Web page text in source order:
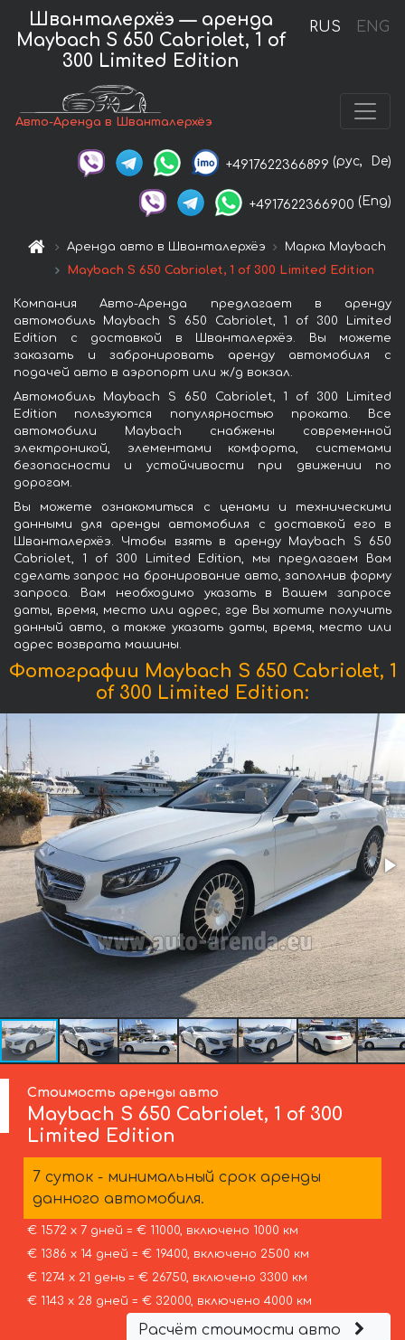
RUS ENG
Шванталерхёэ — аренда
Maybach S 650 Cabriolet, 1 of
300 Limited Edition
Авто-Аренда в Шванталерхёэ
+4917622366899 (рус, De)
+4917622366900 (Eng)
Аренда авто в Шванталерхёэ
Марка Maybach
Maybach S 650 Cabriolet, 1 of 300 Limited Edition
Компания Авто-Аренда предлагает в аренду
автомобиль Maybach S 650 Cabriolet, 1 of 300 Limited
Edition с доставкой в Шванталерхёэ. Вы можете
заказать и забронировать аренду автомобиля с
подачей авто в аэропорт или ж/д вокзал.
Автомобиль Maybach S 650 Cabriolet, 1 of 300 Limited
Edition пользуются популярностью проката. Все
автомобили Maybach снабжены современной
электроникой, элементами комфорта, системами
безопасности и устойчивости при движении по
дорогам.
Вы можете ознакомиться с ценами и техническими
данными для аренды автомобиля с доставкой его в
Шванталерхёэ. Чтобы взять в аренду Maybach S 650
Cabriolet, 1 of 300 Limited Edition, мы предлагаем Вам
сделать запрос на бронирование авто, заполнив форму
запроса. Вам необходимо указать в Вашем запросе
даты, время, место или адрес, где Вы хотите получить
данный авто, а также указать даты, время, место или
адрес возврата машины.
Фотографии Maybach S 650 Cabriolet, 1
of 300 Limited Edition:
Стоимость аренды авто
Maybach S 650 Cabriolet, 1 of 300
Limited Edition
7 суток - минимальный срок аренды
данного автомобиля.
€ 1572 х 7 дней = € 11000, включено 1000 км
€ 1386 х 14 дней = € 19400, включено 2500 км
€ 1274 х 21 день = € 26750, включено 3300 км
€ 1143 х 28 дней = € 32000, включено 4000 км
Расчёт стоимости авто